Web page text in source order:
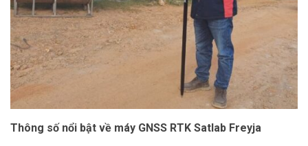
Thông số nổi bật về máy GNSS RTK Satlab Freyja